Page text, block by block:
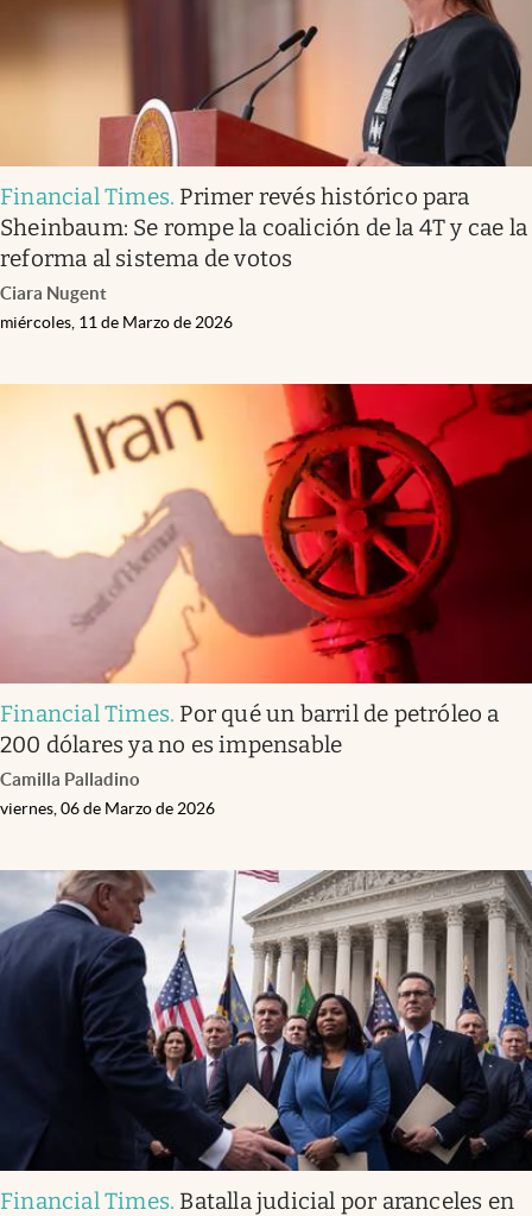
Financial Times. Primer revés histórico para
Sheinbaum: Se rompe la coalición de la 4T y cae la
reforma al sistema de votos
Ciara Nugent
miércoles, 11 de Marzo de 2026
Financial Times. Por qué un barril de petróleo a
200 dólares ya no es impensable
Camilla Palladino
viernes, 06 de Marzo de 2026
Financial Times. Batalla judicial por aranceles en